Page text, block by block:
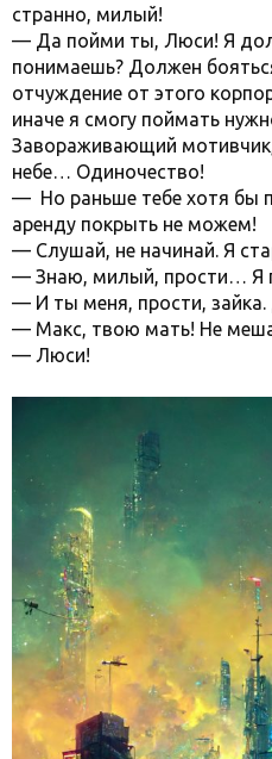
странно, милый!
— Да пойми ты, Люси! Я
понимаешь? Должен
отчуждение от этого
иначе я смогу поймать
Завораживающий
небе… Одиночество!
— Но раньше тебе хотя бы
аренду покрыть не можем!
— Слушай, не начинай. Я
— Знаю, милый, прости… Я
— И ты меня, прости,
— Макс, твою мать! Не
— Люси!